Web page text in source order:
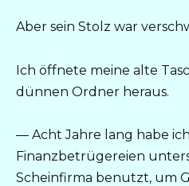
Aber sein Stolz war
Ich öffnete meine alte
dünnen Ordner heraus.
— Acht Jahre lang habe
Finanzbetrügereien
Scheinfirma benutzt, um